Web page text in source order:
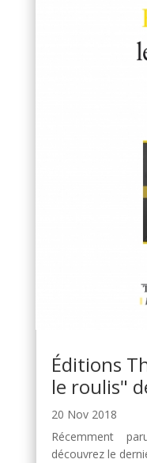
Éditions
le roulis"
20 Nov 2018
Récemment
découvrez le